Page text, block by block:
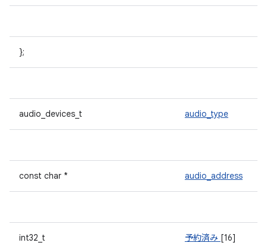
};
audio_devices_t audio_type
const char * audio_address
int32_t 予約済み [16]